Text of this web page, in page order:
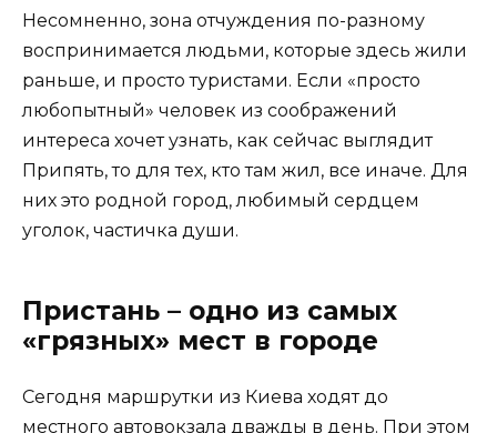
Несомненно, зона отчуждения по-разному
воспринимается людьми, которые здесь жили
раньше, и просто туристами. Если «просто
любопытный» человек из соображений
интереса хочет узнать, как сейчас выглядит
Припять, то для тех, кто там жил, все иначе. Для
них это родной город, любимый сердцем
уголок, частичка души.
Пристань – одно из самых
«грязных» мест в городе
Сегодня маршрутки из Киева ходят до
местного автовокзала дважды в день. При этом